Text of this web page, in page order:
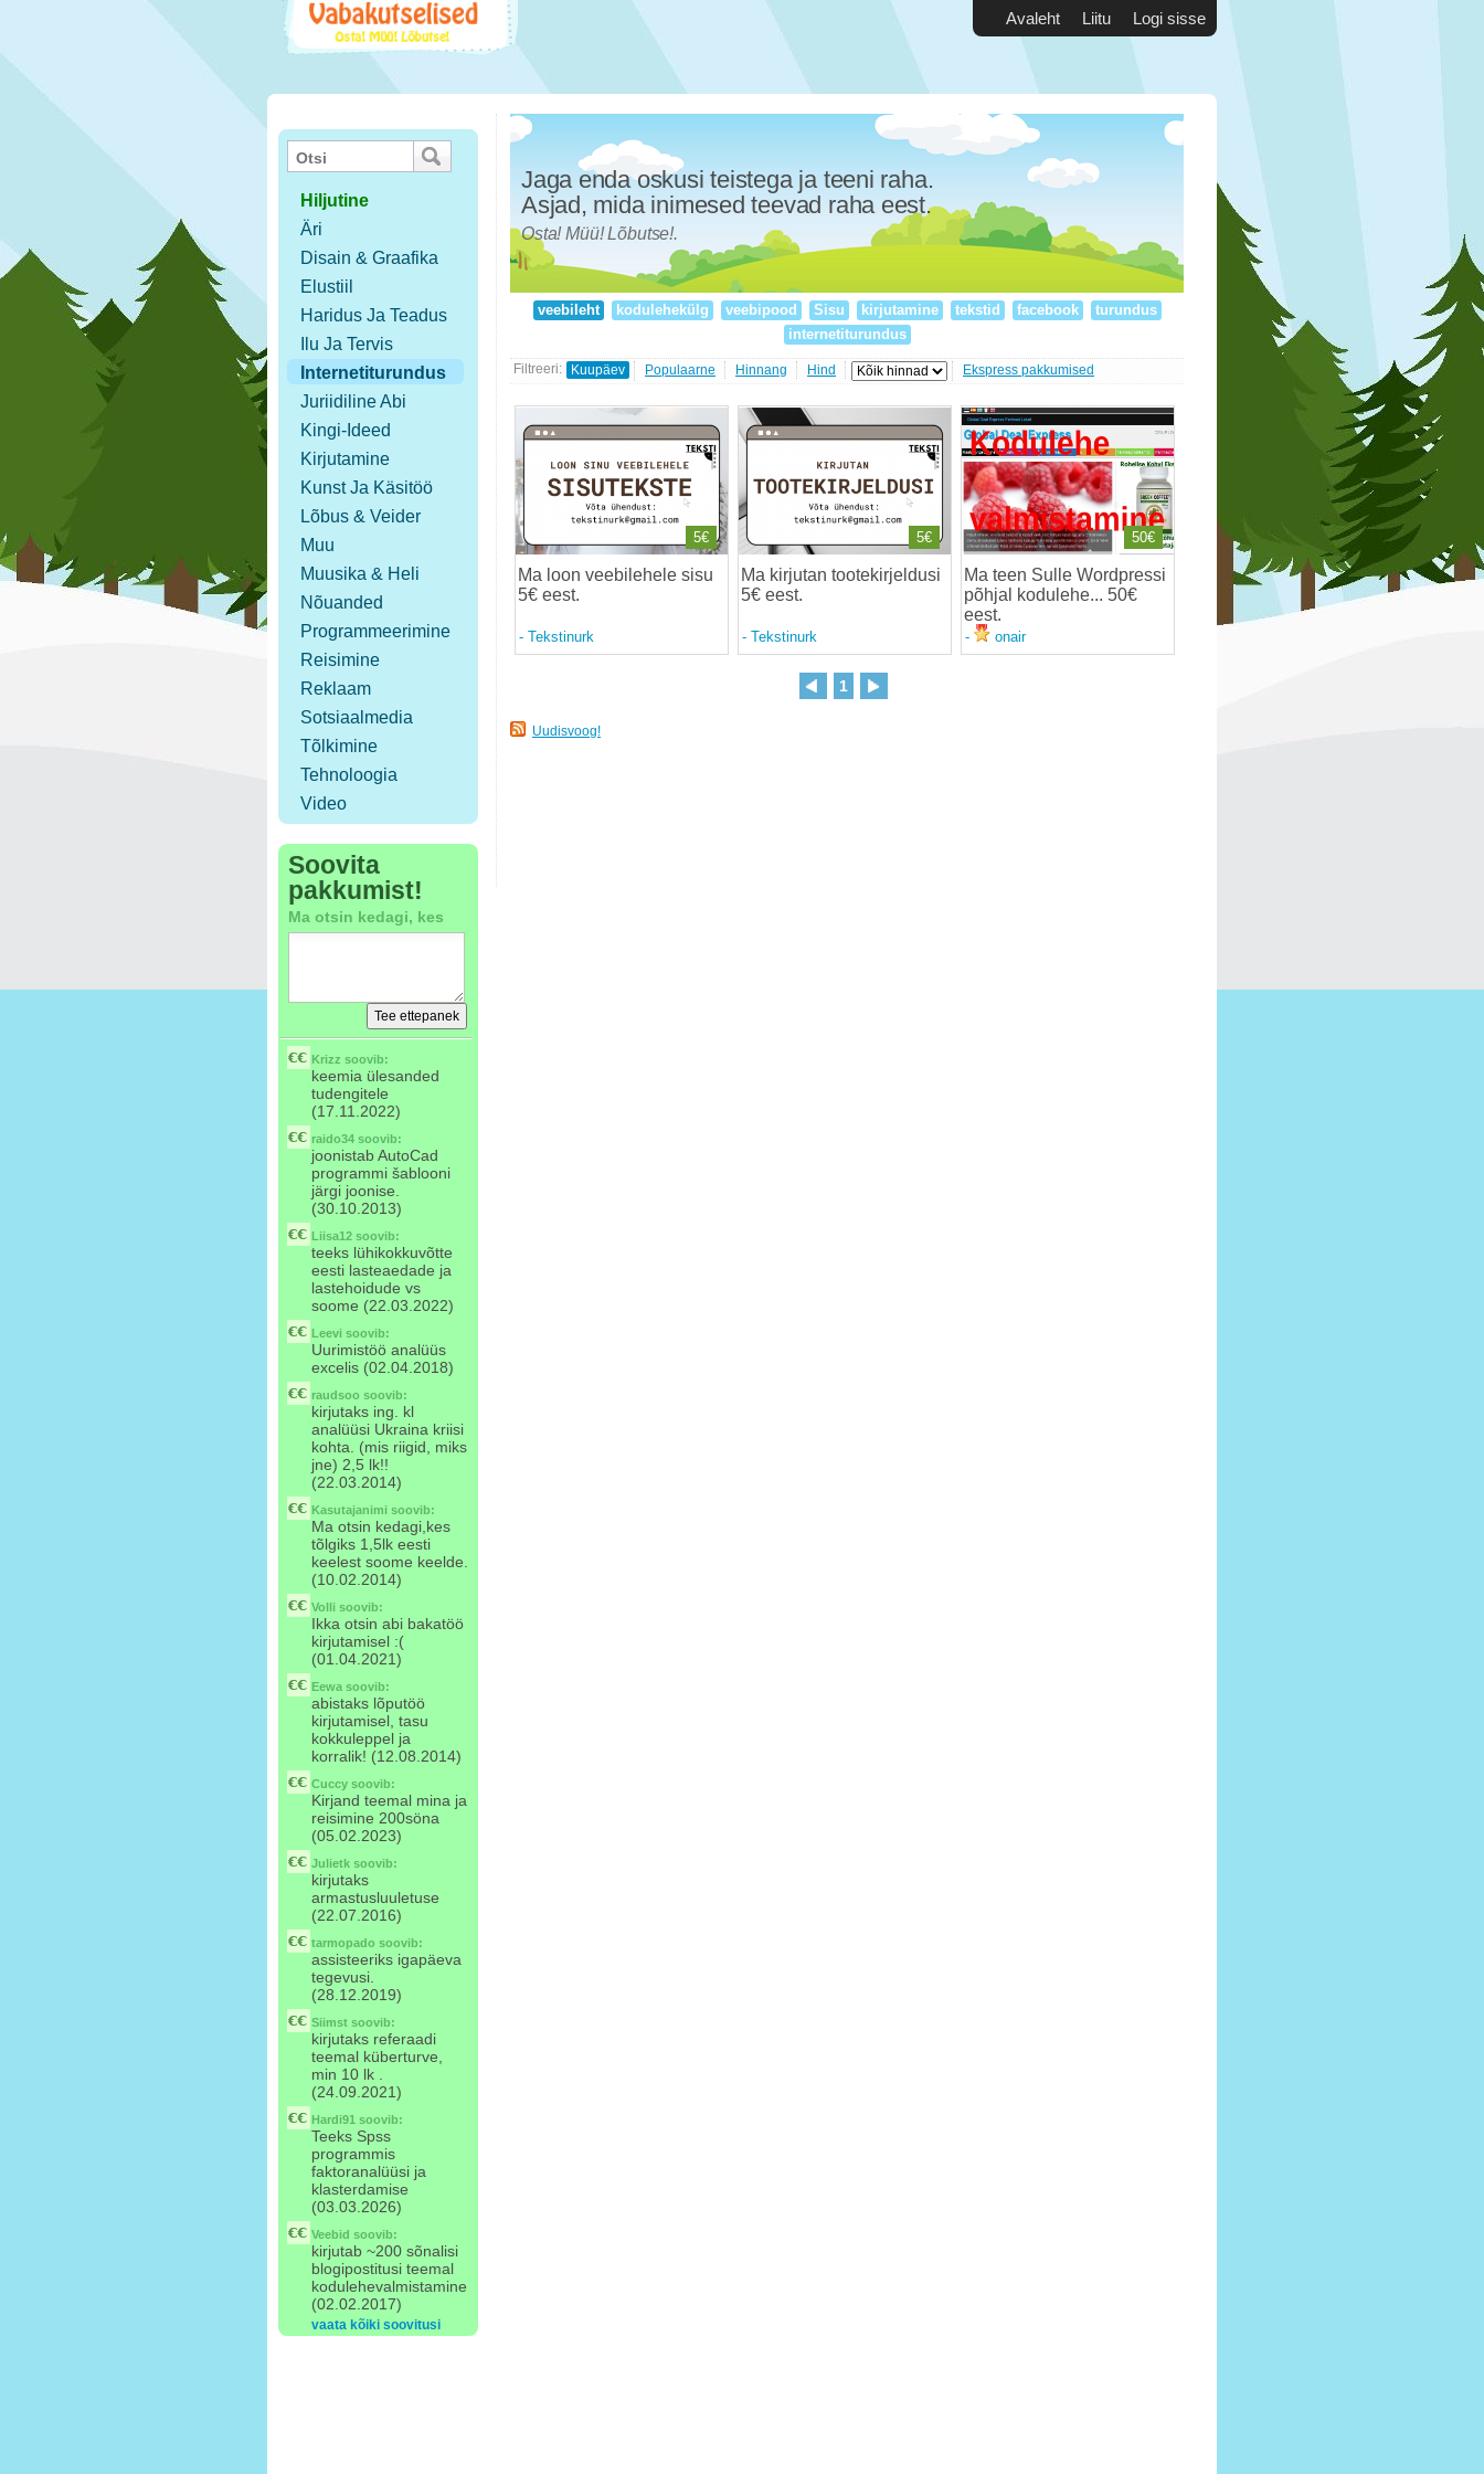
Avaleht Liitu Logi sisse
Hiljutine
Äri
Disain & Graafika
Elustiil
Haridus Ja Teadus
Ilu Ja Tervis
Internetiturundus
Juriidiline Abi
Kingi-Ideed
Kirjutamine
Kunst Ja Käsitöö
Lõbus & Veider
Muu
Muusika & Heli
Nõuanded
Programmeerimine
Reisimine
Reklaam
Sotsiaalmedia
Tõlkimine
Tehnoloogia
Video
Soovita
pakkumist!
Ma otsin kedagi, kes
Krizz soovib:
keemia ülesanded
tudengitele
(17.11.2022)
raido34 soovib:
joonistab AutoCad
programmi šablooni
järgi joonise.
(30.10.2013)
Liisa12 soovib:
teeks lühikokkuvõtte
eesti lasteaedade ja
lastehoidude vs
soome (22.03.2022)
Leevi soovib:
Uurimistöö analüüs
excelis (02.04.2018)
raudsoo soovib:
kirjutaks ing. kl
analüüsi Ukraina kriisi
kohta. (mis riigid, miks
jne) 2,5 lk!!
(22.03.2014)
Kasutajanimi soovib:
Ma otsin kedagi,kes
tõlgiks 1,5lk eesti
keelest soome keelde.
(10.02.2014)
Volli soovib:
Ikka otsin abi bakatöö
kirjutamisel :(
(01.04.2021)
Eewa soovib:
abistaks lõputöö
kirjutamisel, tasu
kokkuleppel ja
korralik! (12.08.2014)
Cuccy soovib:
Kirjand teemal mina ja
reisimine 200söna
(05.02.2023)
Julietk soovib:
kirjutaks
armastusluuletuse
(22.07.2016)
tarmopado soovib:
assisteeriks igapäeva
tegevusi.
(28.12.2019)
Siimst soovib:
kirjutaks referaadi
teemal küberturve,
min 10 lk .
(24.09.2021)
Hardi91 soovib:
Teeks Spss
programmis
faktoranalüüsi ja
klasterdamise
(03.03.2026)
Veebid soovib:
kirjutab ~200 sõnalisi
blogipostitusi teemal
kodulehevalmistamine
(02.02.2017)
vaata kõiki soovitusi
Jaga enda oskusi teistega ja teeni raha.
Asjad, mida inimesed teevad raha eest.
Osta! Müü! Lõbutse!.
veebileht kodulehekülg veebipood Sisu kirjutamine tekstid facebook
turundus
internetiturundus
Filtreeri: Kuupäev Populaarne Hinnang Hind Ekspress pakkumised
Ma loon veebilehele sisu
5€ eest.
- Tekstinurk
5€
Ma kirjutan tootekirjeldusi
5€ eest.
- Tekstinurk
5€
Ma teen Sulle Wordpressi
põhjal kodulehe... 50€
eest.
- onair
50€
1
Uudisvoog!